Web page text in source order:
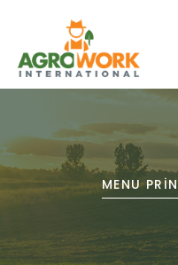
MENU